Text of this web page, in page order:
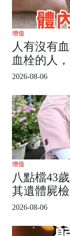
增值
人有沒有
血栓的人
2026-08-06
增值
八點檔43
其遺體屍
2026-08-06